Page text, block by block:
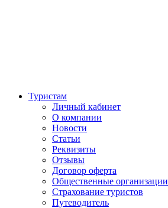
Туристам
Личный кабинет
О компании
Новости
Статьи
Реквизиты
Отзывы
Договор оферта
Общественные организации
Страхование туристов
Путеводитель